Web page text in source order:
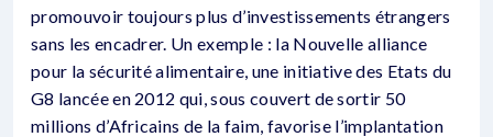
promouvoir toujours plus d’investissements étrangers
sans les encadrer. Un exemple : la Nouvelle alliance
pour la sécurité alimentaire, une initiative des Etats du
G8 lancée en 2012 qui, sous couvert de sortir 50
millions d’Africains de la faim, favorise l’implantation